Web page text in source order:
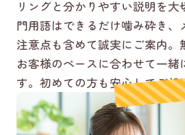
リングと分かりやすい説明を
門用語はできるだけ噛み砕き、
注意点も含めて誠実にご案内。
お客様のペースに合わせて一緒
す。初めての方も安心してご相